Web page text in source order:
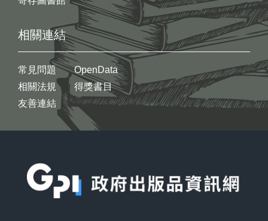
相關連結
常見問題
相關法規
友善連結
OpenData
得獎書目